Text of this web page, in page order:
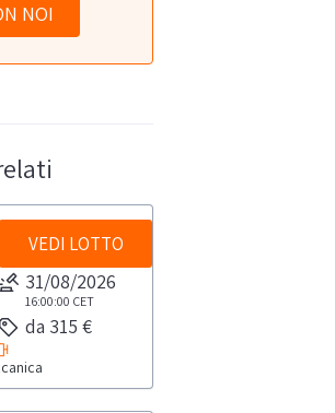
NOI
VEDI LOTTO
31/08/2026
16:00:00 CET
da 315 €